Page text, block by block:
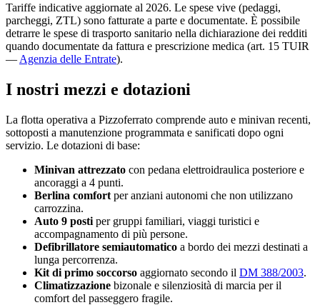
Tariffe indicative aggiornate al 2026. Le spese vive (pedaggi,
parcheggi, ZTL) sono fatturate a parte e documentate. È possibile
detrarre le spese di trasporto sanitario nella dichiarazione dei redditi
quando documentate da fattura e prescrizione medica (art. 15 TUIR
— Agenzia delle Entrate).
I nostri mezzi e dotazioni
La flotta operativa a Pizzoferrato comprende auto e minivan recenti,
sottoposti a manutenzione programmata e sanificati dopo ogni
servizio. Le dotazioni di base:
Minivan attrezzato con pedana elettroidraulica posteriore e
ancoraggi a 4 punti.
Berlina comfort per anziani autonomi che non utilizzano
carrozzina.
Auto 9 posti per gruppi familiari, viaggi turistici e
accompagnamento di più persone.
Defibrillatore semiautomatico a bordo dei mezzi destinati a
lunga percorrenza.
Kit di primo soccorso aggiornato secondo il DM 388/2003.
Climatizzazione bizonale e silenziosità di marcia per il
comfort del passeggero fragile.